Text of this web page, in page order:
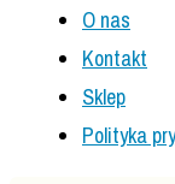
O nas
Kontakt
Sklep
Polityka